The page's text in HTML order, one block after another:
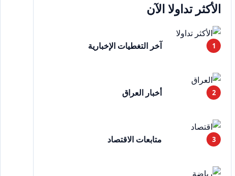
الأكثر تداولا الآن
آخر التغطيات الإخبارية
أخبار العراق
متابعات الاقتصاد